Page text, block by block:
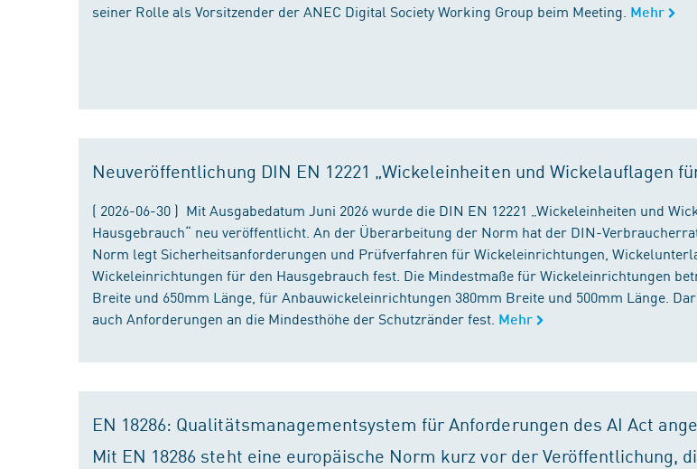
seiner Rolle als Vorsitzender der ANEC Digital Society Working Group beim Meeting. Mehr
Neuveröffentlichung DIN EN 12221 „Wickeleinheiten und Wickelauflagen
( 2026-06-30 ) Mit Ausgabedatum Juni 2026 wurde die DIN EN 12221 „Wickeleinheiten und
Hausgebrauch“ neu veröffentlicht. An der Überarbeitung der Norm hat der DIN-
Norm legt Sicherheitsanforderungen und Prüfverfahren für Wickeleinrichtungen,
Wickeleinrichtungen für den Hausgebrauch fest. Die Mindestmaße für Wickeleinrichtungen
Breite und 650mm Länge, für Anbauwickeleinrichtungen 380mm Breite und 500mm Länge.
auch Anforderungen an die Mindesthöhe der Schutzränder fest. Mehr
EN 18286: Qualitätsmanagementsystem für Anforderungen des AI Act
Mit EN 18286 steht eine europäische Norm kurz vor der Veröffentlichung,